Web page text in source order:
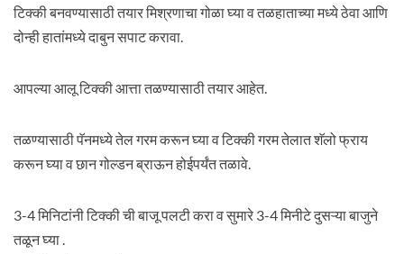
टिक्की बनवण्यासाठी तयार मिश्रणाचा गोळा घ्या व तळहाताच्या मध्ये ठेवा आणि
दोन्ही हातांमध्ये दाबुन सपाट करावा.
आपल्या आलू टिक्की आत्ता तळण्यासाठी तयार आहेत.
तळण्यासाठी पॅनमध्ये तेल गरम करून घ्या व टिक्की गरम तेलात शॅलो फ्राय
करून घ्या व छान गोल्डन ब्राऊन होईपर्यंत तळावे.
3-4 मिनिटांनी टिक्की ची बाजू पलटी करा व सुमारे 3-4 मिनीटे दुसऱ्या बाजुने
तळून घ्या .